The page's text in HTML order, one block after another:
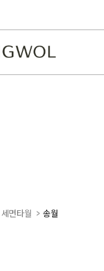
세면타월 송월